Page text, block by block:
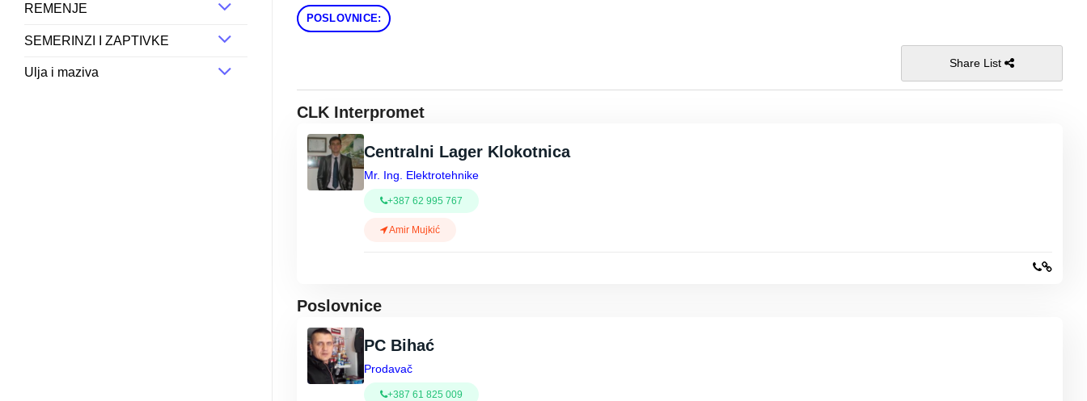
REMENJE
SEMERINZI I ZAPTIVKE
Ulja i maziva
POSLOVNICE:
Share List
CLK Interpromet
Centralni Lager Klokotnica
Mr. Ing. Elektrotehnike
+387 62 995 767
Amir Mujkić
Poslovnice
PC Bihać
Prodavač
+387 61 825 009